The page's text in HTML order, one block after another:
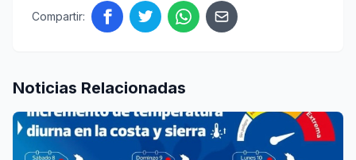
Compartir:
Noticias Relacionadas